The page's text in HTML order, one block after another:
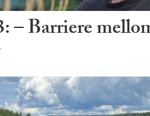
– Barriere